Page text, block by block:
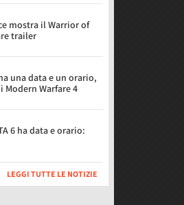
mostra il Warrior of
trailer
una data e un orario,
Warfare 4
6 ha data e orario:
LEGGI TUTTE LE NOTIZIE